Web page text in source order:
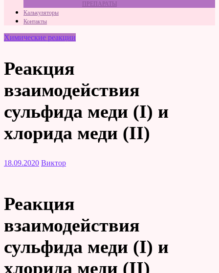
ПРЕПАРАТЫ
Калькуляторы
Контакты
Химические реакции
Реакция
взаимодействия
сульфида меди (I) и
хлорида меди (II)
18.09.2020 Виктор
Реакция
взаимодействия
сульфида меди (I) и
хлорида меди (II)